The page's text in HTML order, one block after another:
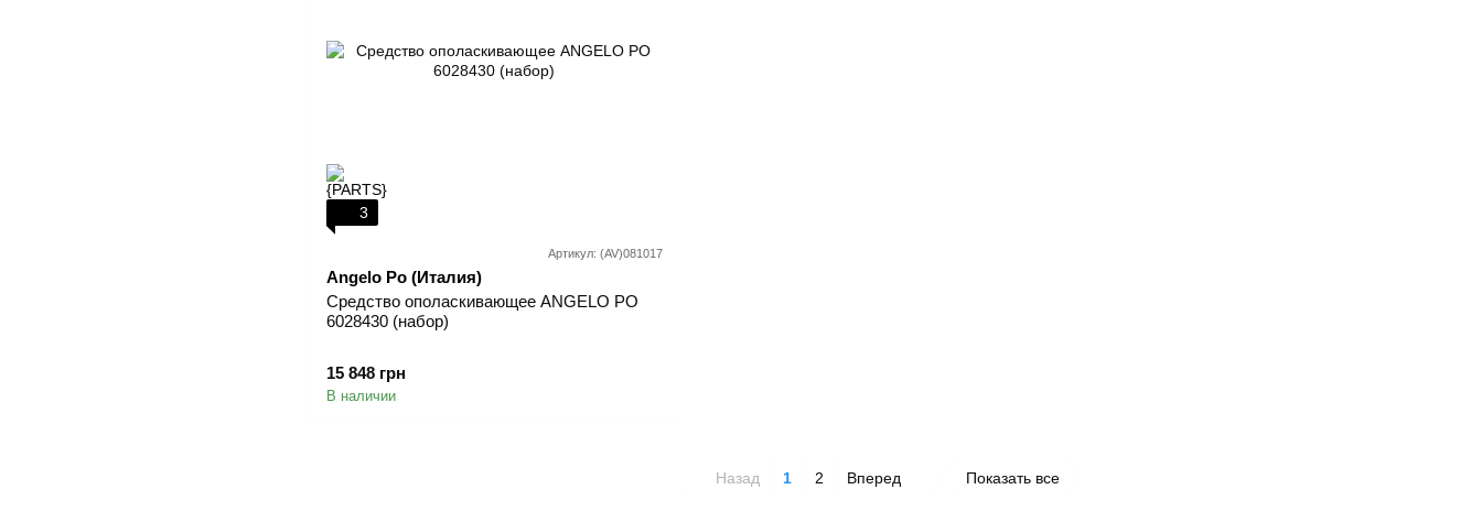
3
Артикул: (AV)081017
Angelo Po (Италия)
Средство ополаскивающее ANGELO PO
6028430 (набор)
15 848 грн
В наличии
Назад 1 2 Вперед Показать все